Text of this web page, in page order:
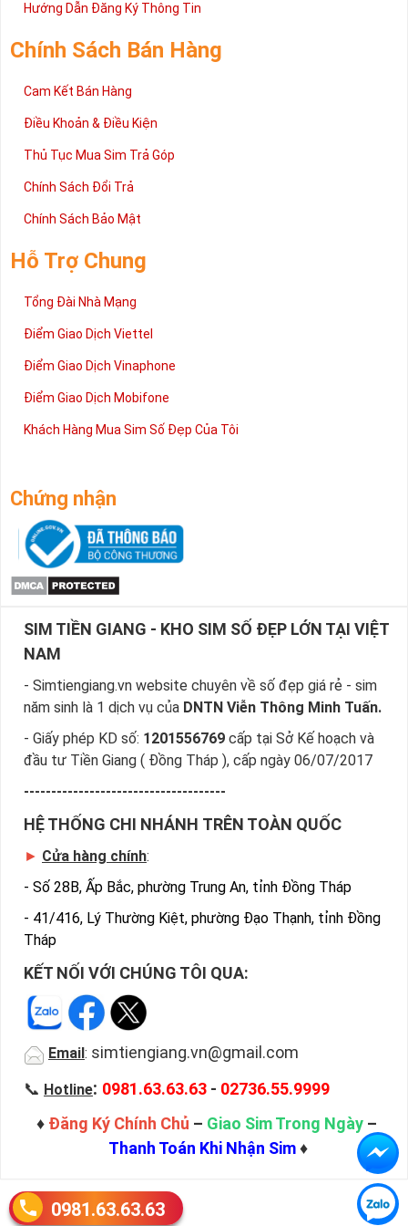
2 đang được rất nhiều khách hàng tin tưởng lựa chọn trên thị
cấp trong bài viết này sẽ giúp bạn hiểu rõ ý nghĩa và các bước đặt
mua sim số tại Sim Tiền Giang nhanh chóng nhất.
Chúc quý khách tìm được chiếc sim Tứ quý 2 như ý!
Hướng Dẫn Đăng Ký Thông Tin
Chính Sách Bán Hàng
Cam Kết Bán Hàng
Điều Khoản & Điều Kiện
Thủ Tục Mua Sim Trả Góp
Chính Sách Đổi Trả
Chính Sách Bảo Mật
Hỗ Trợ Chung
Tổng Đài Nhà Mạng
Điểm Giao Dịch Viettel
Điểm Giao Dịch Vinaphone
Điểm Giao Dịch Mobifone
Khách Hàng Mua Sim Số Đẹp Của Tôi
Chứng nhận
SIM TIỀN GIANG - KHO SIM SỐ ĐẸP LỚN TẠI VIỆT
NAM
- Simtiengiang.vn website chuyên về số đẹp giá rẻ - sim
năm sinh là 1 dịch vụ của DNTN Viễn Thông Minh Tuấn.
- Giấy phép KD số: 1201556769 cấp tại Sở Kế hoạch và
đầu tư Tiền Giang ( Đồng Tháp ), cấp ngày 06/07/2017
-------------------------------------
HỆ THỐNG CHI NHÁNH TRÊN TOÀN QUỐC
► Cửa hàng chính:
- Số 28B, Ấp Bắc, phường Trung An, tỉnh Đồng Tháp
- 41/416, Lý Thường Kiệt, phường Đạo Thạnh, tỉnh Đồng
Tháp
KẾT NỐI VỚI CHÚNG TÔI QUA:
Email : simtiengiang.vn@gmail.com
📞 Hotline: 0981.63.63.63 - 02736.55.9999
♦ Đăng Ký Chính Chủ – Giao Sim Trong Ngày –
Thanh Toán Khi Nhận Sim♦
0981.63.63.63